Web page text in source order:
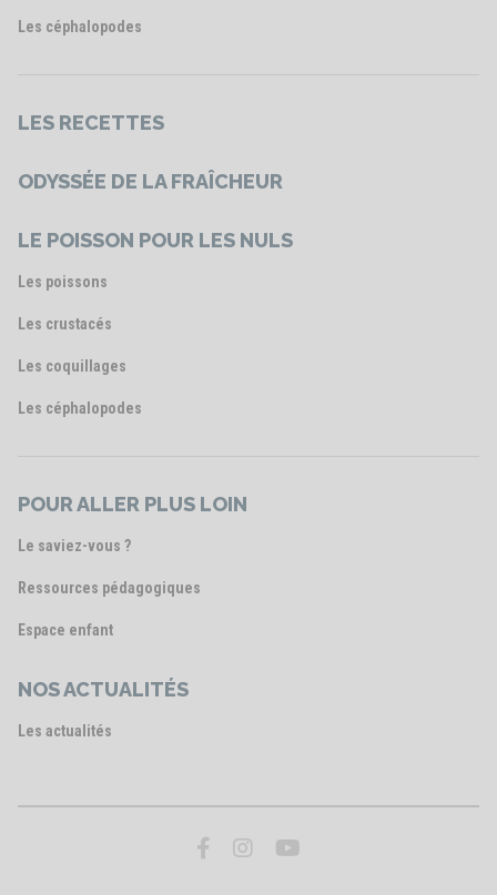
Les céphalopodes
LES RECETTES
ODYSSÉE DE LA FRAÎCHEUR
LE POISSON POUR LES NULS
Les poissons
Les crustacés
Les coquillages
Les céphalopodes
POUR ALLER PLUS LOIN
Le saviez-vous ?
Ressources pédagogiques
Espace enfant
NOS ACTUALITÉS
Les actualités